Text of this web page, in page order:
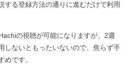
する登録方法の通りに進むだけで利用
の視聴が可能になりますが、2週
しないともったいないので、焦らず手
めです。